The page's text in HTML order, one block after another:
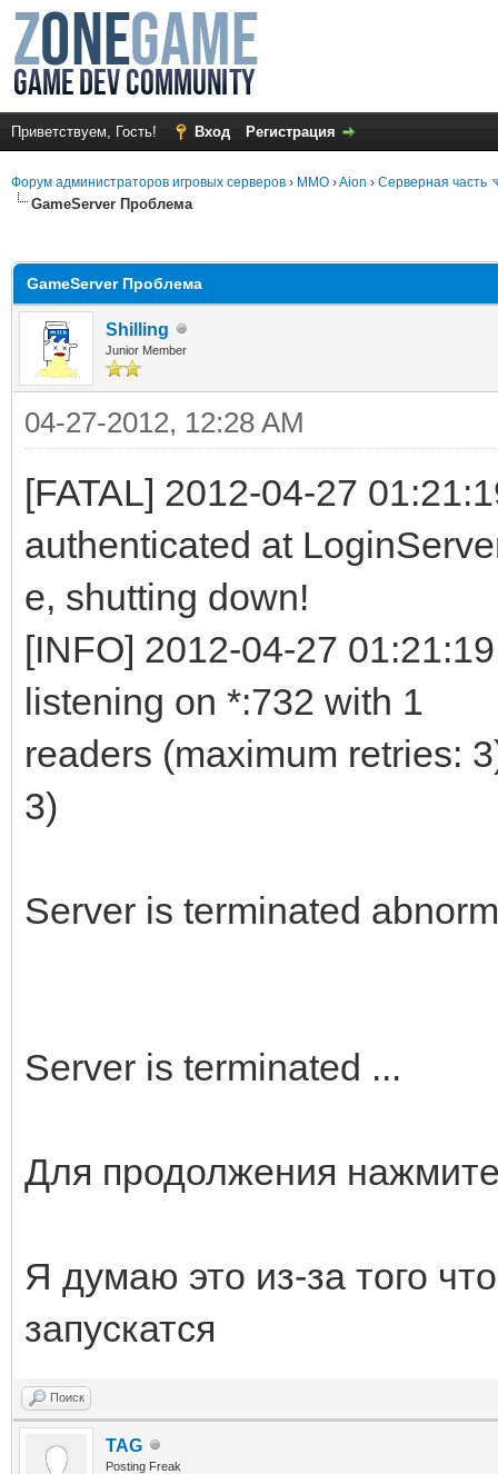
Приветствуем, Гость! Вход Регистрация
Форум администраторов игровых серверов › MMO ›Aion › Серверная часть
GameServer Проблема
GameServer Проблема
Shilling
Junior Member
04-27-2012, 12:28 AM
[FATAL] 2012-04-27
authenticated at
e, shutting down!
[INFO] 2012-04-27
listening on *:732 with 1
readers (maximum retries:
3)
Server is terminated
Server is terminated ...
Для продолжения
Я думаю это из-за того
запускатся
Поиск
TAG
Posting Freak